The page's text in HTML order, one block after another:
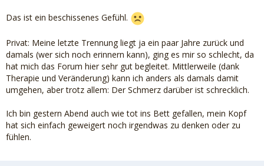
Das ist ein beschissenes Gefühl.
Privat: Meine letzte Trennung liegt ja ein paar Jahre zurück und
damals (wer sich noch erinnern kann), ging es mir so schlecht, da
hat mich das Forum hier sehr gut begleitet. Mittlerweile (dank
Therapie und Veränderung) kann ich anders als damals damit
umgehen, aber trotz allem: Der Schmerz darüber ist schrecklich.
Ich bin gestern Abend auch wie tot ins Bett gefallen, mein Kopf
hat sich einfach geweigert noch irgendwas zu denken oder zu
fühlen.